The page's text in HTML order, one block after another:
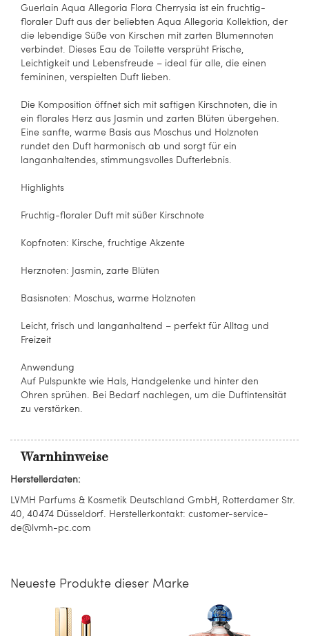
Guerlain Aqua Allegoria Flora Cherrysia ist ein fruchtig-
floraler Duft aus der beliebten Aqua Allegoria Kollektion, der
die lebendige Süße von Kirschen mit zarten Blumennoten
verbindet. Dieses Eau de Toilette versprüht Frische,
Leichtigkeit und Lebensfreude – ideal für alle, die einen
femininen, verspielten Duft lieben.
Die Komposition öffnet sich mit saftigen Kirschnoten, die in
ein florales Herz aus Jasmin und zarten Blüten übergehen.
Eine sanfte, warme Basis aus Moschus und Holznoten
rundet den Duft harmonisch ab und sorgt für ein
langanhaltendes, stimmungsvolles Dufterlebnis.
Highlights
Fruchtig-floraler Duft mit süßer Kirschnote
Kopfnoten: Kirsche, fruchtige Akzente
Herznoten: Jasmin, zarte Blüten
Basisnoten: Moschus, warme Holznoten
Leicht, frisch und langanhaltend – perfekt für Alltag und
Freizeit
Anwendung
Auf Pulspunkte wie Hals, Handgelenke und hinter den
Ohren sprühen. Bei Bedarf nachlegen, um die Duftintensität
zu verstärken.
Warnhinweise
Herstellerdaten:
LVMH Parfums & Kosmetik Deutschland GmbH, Rotterdamer Str.
40, 40474 Düsseldorf. Herstellerkontakt: customer-service-
de@lvmh-pc.com
Neueste Produkte dieser Marke